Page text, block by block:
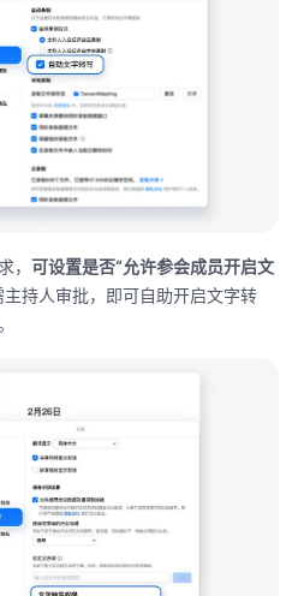
， 可设置是否“允许参会成员开启文
持人审批，即可自助开启文字转